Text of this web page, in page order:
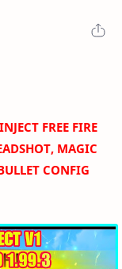
FREE FIRE
MAGIC
CONFIG